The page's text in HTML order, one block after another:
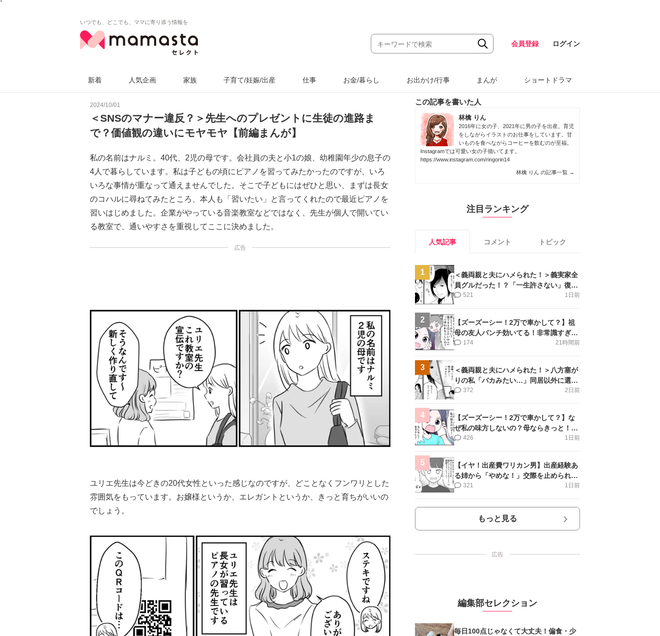
`
いつでも、どこでも、ママに寄り添う情報を
会員登録 ログイン
新着 人気企画 家族 子育て/妊娠/出産 仕事 お金/暮らし お出かけ/行事 まんが ショートドラマ
2024/10/01
＜SNSのマナー違反？＞先生へのプレゼントに生徒の進路ま
で？価値観の違いにモヤモヤ【前編まんが】
私の名前はナルミ。40代、2児の母です。会社員の夫と小1の娘、幼稚園年少の息子の
4人で暮らしています。私は子どもの頃にピアノを習ってみたかったのですが、いろ
いろな事情が重なって通えませんでした。そこで子どもにはぜひと思い、まずは長女
のコハルに尋ねてみたところ、本人も「習いたい」と言ってくれたので最近ピアノを
習いはじめました。企業がやっている音楽教室などではなく、先生が個人で開いてい
る教室で、通いやすさを重視してここに決めました。
広告
ユリエ先生は今どきの20代女性といった感じなのですが、どことなくフンワリとした
雰囲気をもっています。お嬢様というか、エレガントというか、きっと育ちがいいの
でしょう。
この記事を書いた人
林檎 りん
2016年に女の子、2021年に男の子を出産。育児
をしながらイラストのお仕事をしています。甘
いものを食べながらコーヒーを飲むのが至福。
Instagramでは可愛い女の子描いてます。
https://www.instagram.com/ringorin14
林檎 りん の記事一覧 →
注目ランキング
人気記事 コメント トピック
1
＜義両親と夫にハメられた！＞義実家全
員グルだった！？「一生許さない」復讐
誓った私【第6話まんが】
1日前
521
2
【ズーズーシー！2万で車かして？】祖
母の友人パンチ効いてる！非常識すぎ＜
第18話＞#4コマ母道場
21時間前
174
3
＜義両親と夫にハメられた！＞八方塞が
りの私「バカみたい…」同居以外に選択
肢がない【第5話まんが】
2日前
372
4
【ズーズーシー！2万で車かして？】な
ぜ私の味方しないの？母ならきっと！＜
第17話＞#4コマ母道場
1日前
426
5
【イヤ！出産費ワリカン男】出産経験あ
る姉から「やめな！」交際を止められ＜
第12話＞#4コマ母道場
1日前
321
もっと見る
広告
編集部セレクション
毎日100点じゃなくて大丈夫！偏食・少